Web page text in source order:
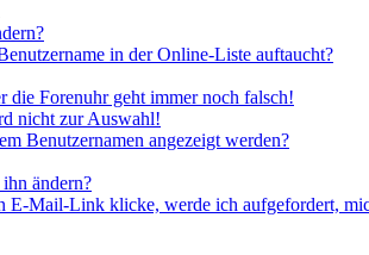
in der Online-Liste auftaucht?
die Forenuhr geht immer noch falsch!
nicht zur Auswahl!
Benutzernamen angezeigt werden?
ändern?
E-Mail-Link klicke, werde ich aufgefordert,